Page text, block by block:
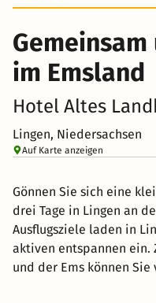
im Emsland
Hotel Altes
Lingen, Niedersachsen
Auf Karte anzeigen
Gönnen Sie sich eine
drei Tage in Lingen an
Ausflugsziele laden in
aktiven entspannen ein.
und der Ems können
Seiten des Emslandes